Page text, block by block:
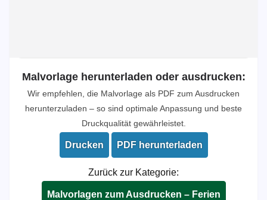
Malvorlage herunterladen oder ausdrucken:
Wir empfehlen, die Malvorlage als PDF zum Ausdrucken
herunterzuladen – so sind optimale Anpassung und beste
Druckqualität gewährleistet.
Drucken PDF herunterladen
Zurück zur Kategorie:
Malvorlagen zum Ausdrucken – Ferien